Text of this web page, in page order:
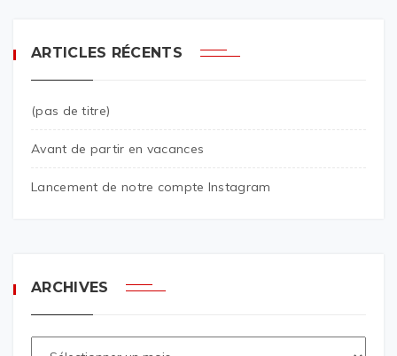
ARTICLES RÉCENTS
(pas de titre)
Avant de partir en vacances
Lancement de notre compte Instagram
ARCHIVES